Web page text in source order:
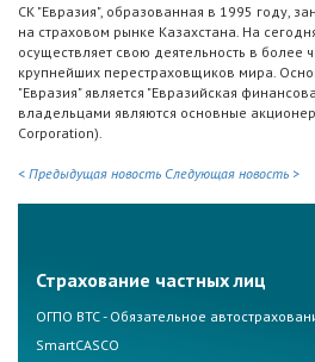
СК "Евразия", образованная в 1995 году,
на страховом рынке Казахстана. На
осуществляет свою деятельность в более
крупнейших перестраховщиков мира.
"Евразия" является "Евразийская
владельцами являются основные
Corporation).
< Предыдущая новость Следующая новость >
Страхование частных лиц
ОГПО ВТС - Обязательное
SmartCASCO